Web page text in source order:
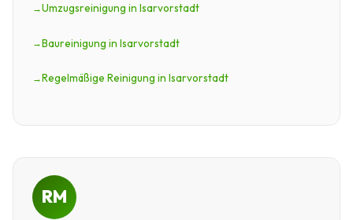
Umzugsreinigung in Isarvorstadt
Baureinigung in Isarvorstadt
Regelmäßige Reinigung in Isarvorstadt
RM